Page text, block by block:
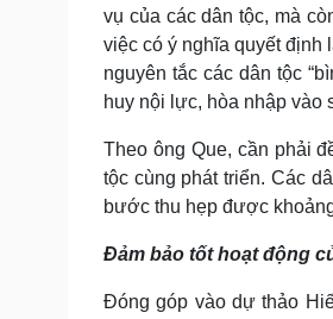
vụ của các dân tộc, mà
việc có ý nghĩa quyết định
nguyên tắc các dân tộc
huy nội lực, hòa nhập vào
Theo ông Que, cần phải
tộc cùng phát triển. Các
bước thu hẹp được
Đảm bảo tốt hoạt động
Đóng góp vào dự thảo